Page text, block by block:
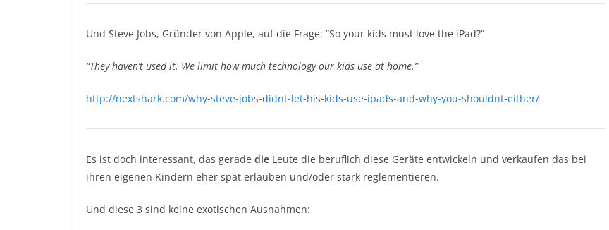
Und Steve Jobs, Gründer von Apple, auf die Frage: “So your kids must love the iPad?”
“They haven’t used it. We limit how much technology our kids use at home.”
http://nextshark.com/why-steve-jobs-didnt-let-his-kids-use-ipads-and-why-you-shouldnt-either/
Es ist doch interessant, das gerade die Leute die beruflich diese Geräte entwickeln und verkaufen das bei
ihren eigenen Kindern eher spät erlauben und/oder stark reglementieren.
Und diese 3 sind keine exotischen Ausnahmen: